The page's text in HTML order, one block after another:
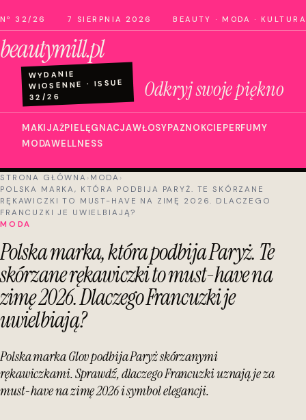
Nº 32/26 7 SIERPNIA 2026 BEAUTY · MODA · KULTURA
beautymill.pl
WYDANIE
WIOSENNE · ISSUE
32/26 Odkryj swoje piękno
MAKIJAŻPIELĘGNACJAWŁOSYPAZNOKCIEPERFUMY
MODAWELLNESS
STRONA GŁÓWNA › MODA ›
POLSKA MARKA, KTÓRA PODBIJA PARYŻ. TE SKÓRZANE
RĘKAWICZKI TO MUST-HAVE NA ZIMĘ 2026. DLACZEGO
FRANCUZKI JE UWIELBIAJĄ?
MODA
Polska marka, która podbija Paryż. Te
skórzane rękawiczki to must-have na
zimę 2026. Dlaczego Francuzki je
uwielbiają?
Polska marka Glov podbija Paryż skórzanymi
rękawiczkami. Sprawdź, dlaczego Francuzki uznają je za
must-have na zimę 2026 i symbol elegancji.